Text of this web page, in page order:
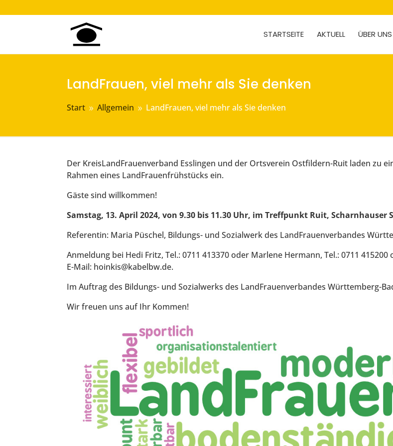
STARTSEITE AKTUELL ÜBER UNS
LandFrauen, viel mehr als Sie denken
Start 9 Allgemein 9 LandFrauen, viel mehr als Sie denken
Der KreisLandFrauenverband Esslingen und der Ortsverein Ostfildern-Ruit laden zu
Rahmen eines LandFrauenfrühstücks ein.
Gäste sind willkommen!
Samstag, 13. April 2024, von 9.30 bis 11.30 Uhr, im Treffpunkt Ruit, Scharnhauser
Referentin: Maria Püschel, Bildungs- und Sozialwerk des LandFrauenverbandes
Anmeldung bei Hedi Fritz, Tel.: 0711 413370 oder Marlene Hermann, Tel.: 0711
E-Mail: hoinkis@kabelbw.de.
Im Auftrag des Bildungs- und Sozialwerks des LandFrauenverbandes Württemberg-
Wir freuen uns auf Ihr Kommen!